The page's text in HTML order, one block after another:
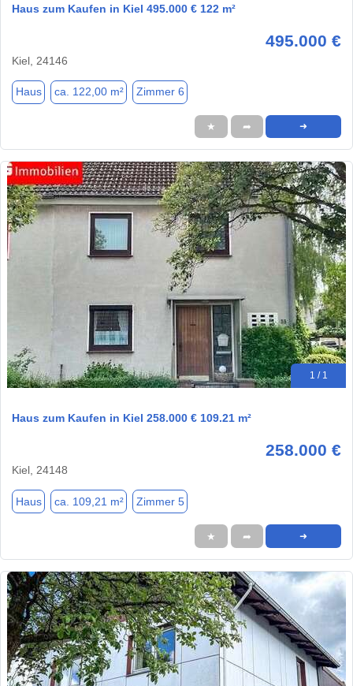
Haus zum Kaufen in Kiel 495.000 € 122 m²
495.000 €
Kiel, 24146
Haus ca. 122,00 m² Zimmer 6
★ ➦ ➜
1 / 1
Haus zum Kaufen in Kiel 258.000 € 109.21 m²
258.000 €
Kiel, 24148
Haus ca. 109,21 m² Zimmer 5
★ ➦ ➜